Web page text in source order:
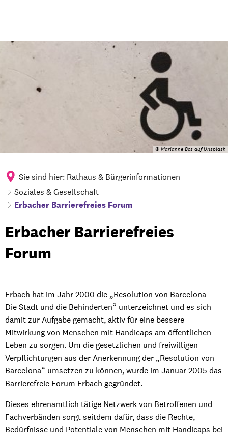
© Marianne Bos auf Unsplash
Sie sind hier: Rathaus & Bürgerinformationen
Soziales & Gesellschaft
Erbacher Barrierefreies Forum
Erbacher
Barrierefreies
Erbacher Barrierefreies
Forum
Erbach hat im Jahr 2000 die „Resolution von Barcelona –
Die Stadt und die Behinderten“ unterzeichnet und es sich
damit zur Aufgabe gemacht, aktiv für eine bessere
Mitwirkung von Menschen mit Handicaps am öffentlichen
Leben zu sorgen. Um die gesetzlichen und freiwilligen
Verpflichtungen aus der Anerkennung der „Resolution von
Barcelona“ umsetzen zu können, wurde im Januar 2005 das
Barrierefreie Forum Erbach gegründet.
Dieses ehrenamtlich tätige Netzwerk von Betroffenen und
Fachverbänden sorgt seitdem dafür, dass die Rechte,
Bedürfnisse und Potentiale von Menschen mit Handicaps bei